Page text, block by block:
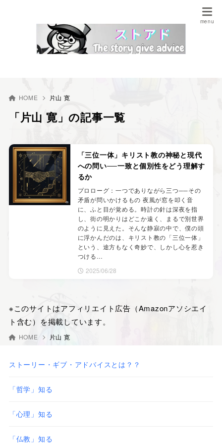
HOME 片山 寛
「片山 寛」の記事一覧
「三位一体」キリスト教の神秘と現代
への問い──一致と個別性をどう理解す
るか
プロローグ：一つでありながら三つ──その
矛盾が問いかけるもの 夜風が窓を叩く音
に、ふと目が覚める。時計の針は深夜を指
し、街の明かりはどこか遠く、まるで別世界
のように見えた。そんな静寂の中で、僕の頭
に浮かんだのは、キリスト教の「三位一体」
という、途方もなく奇妙で、しかし心を惹き
つける…
2025/06/28
※このサイトはアフィリエイト広告（Amazonアソシエイ
ト含む）を掲載しています。
HOME 片山 寛
ストーリー・ギブ・アドバイスとは？？
「哲学」知る
「心理」知る
「仏教」知る